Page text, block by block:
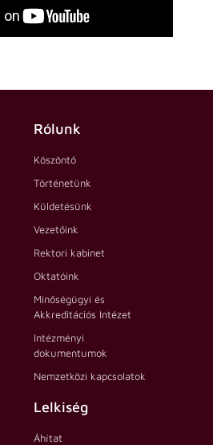
Rólunk
Köszöntő
Történetünk
Küldetésünk
Vezetőink
Rektori kabinet
Oktatóink
Minőségügyi és
Akkreditációs Intézet
Intézményi
dokumentumok
Nemzetközi kapcsolatok
Lelkiség
Áhítat